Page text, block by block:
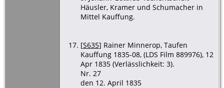
Häusler, Kramer und Schumacher in
Mittel Kauffung.
[S635] Rainer Minnerop, Taufen
Kauffung 1835-08, (LDS Film 889976), 12
Apr 1835 (Verlässlichkeit: 3).
Nr. 27
den 12. April 1835